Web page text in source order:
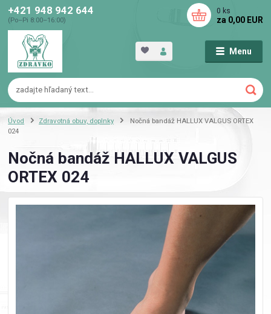
Menu
+421 948 942 644
(Po–Pi 8:00–16:00)
0 ks
za 0,00 EUR
Úvod Zdravotná obuv, doplnky
Nočná bandáž HALLUX VALGUS ORTEX
024
Nočná bandáž HALLUX VALGUS
ORTEX 024